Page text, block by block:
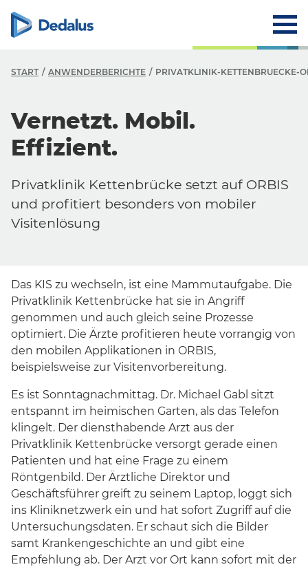
START ANWENDERBERICHTE PRIVATKLINIK-KETTENBRUECKE-
Vernetzt. Mobil.
Effizient.
Privatklinik Kettenbrücke setzt auf ORBIS
und profitiert besonders von mobiler
Visitenlösung
Das KIS zu wechseln, ist eine Mammutaufgabe. Die
Privatklinik Kettenbrücke hat sie in Angriff
genommen und auch gleich seine Prozesse
optimiert. Die Ärzte profitieren heute vorrangig von
den mobilen Applikationen in ORBIS,
beispielsweise zur Visitenvorbereitung.
Es ist Sonntagnachmittag. Dr. Michael Gabl sitzt
entspannt im heimischen Garten, als das Telefon
klingelt. Der diensthabende Arzt aus der
Privatklinik Kettenbrücke versorgt gerade einen
Patienten und hat eine Frage zu einem
Röntgenbild. Der Ärztliche Direktor und
Geschäftsführer greift zu seinem Laptop, loggt sich
ins Kliniknetzwerk ein und hat sofort Zugriff auf die
Untersuchungsdaten. Er schaut sich die Bilder
samt Krankengeschichte an und gibt eine
Empfehlung ab. Der Arzt vor Ort kann sofort mit der